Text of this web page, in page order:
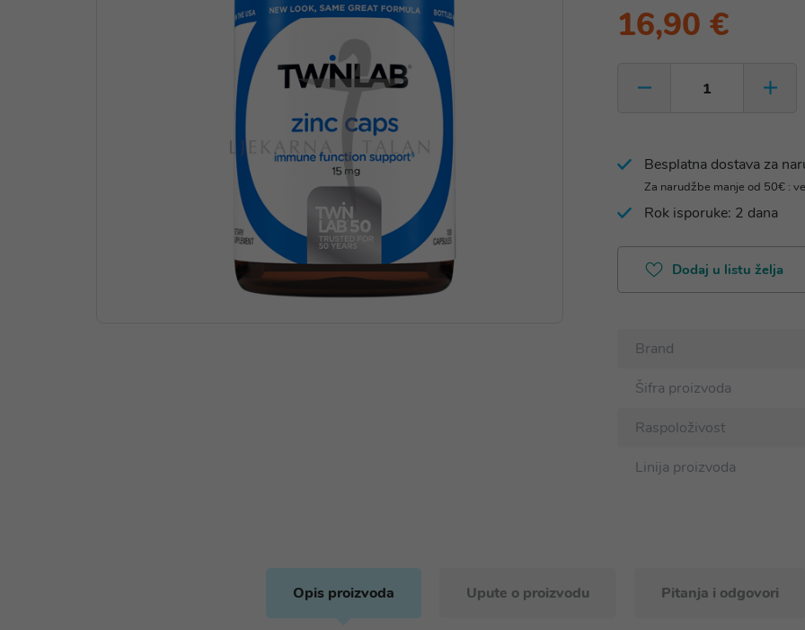
16,90 €
Besplatna dostava za
Za narudžbe manje od 50€ :
Rok isporuke: 2 dana
Dodaj u listu želja
Brand
Šifra proizvoda
Raspoloživost
Linija proizvoda
Opis proizvoda Upute o proizvodu Pitanja i odgovori